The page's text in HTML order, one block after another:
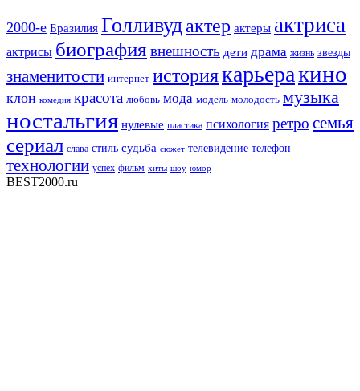
2000-е Бразилия Голливудактер актеры актриса
актрисы биография внешность дети драма жизнь звезды
знаменитости интернет историякарьеракино
клон комедия красота любовь мода модель молодость музыка
ностальгия нулевые пластика психология ретро семья
сериал слава стиль судьба сюжет телевидение телефон
технологии успех фильм хиты шоу юмор
BEST2000.ru